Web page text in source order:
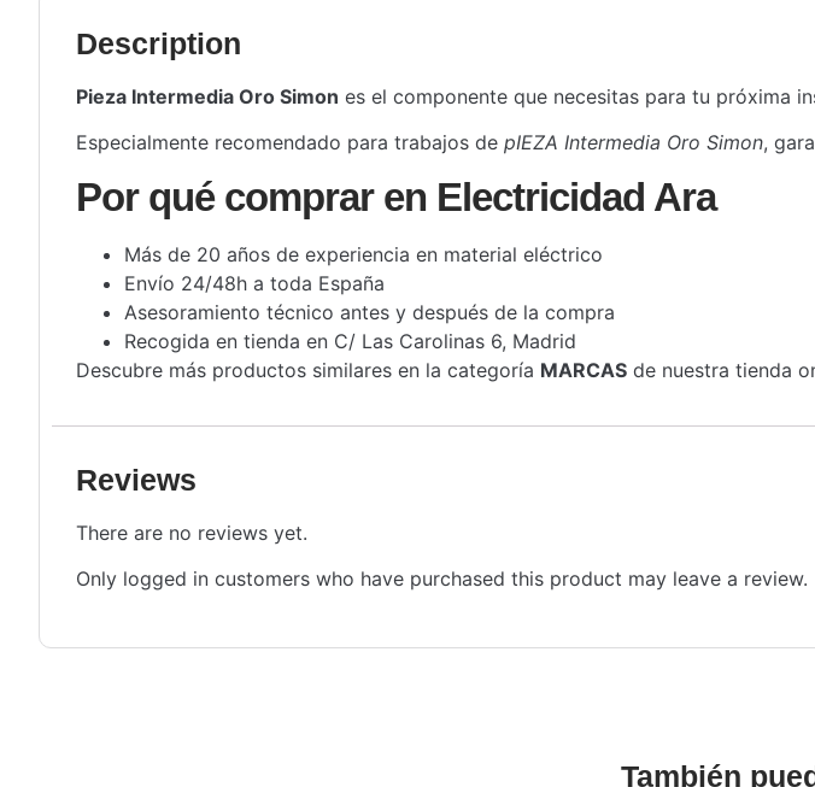
Description
Pieza Intermedia Oro Simon es el componente que necesitas para tu próxima
Especialmente recomendado para trabajos de pIEZA Intermedia Oro Simon,
Por qué comprar en Electricidad Ara
Más de 20 años de experiencia en material eléctrico
Envío 24/48h a toda España
Asesoramiento técnico antes y después de la compra
Recogida en tienda en C/ Las Carolinas 6, Madrid
Descubre más productos similares en la categoría MARCAS de nuestra tienda
Reviews
There are no reviews yet.
Only logged in customers who have purchased this product may leave a review.
También